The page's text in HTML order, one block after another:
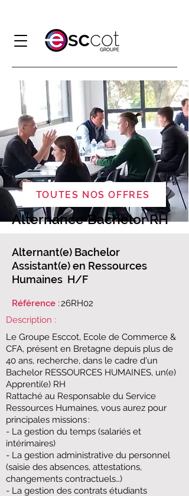
TOUTES NOS OFFRES
Alternance Bachelor RH
​​Alternant(e) Bachelor
Assistant(e) en Ressources
Humaines ​ H/F
Référence :26RH02
Description :
Le Groupe Esccot, Ecole de Commerce &
CFA, présent en Bretagne depuis plus de
40 ans, recherche, dans le cadre d'un ​
Bachelor RESSOURCES HUMAINES​, un(e)
Apprenti(e) RH
Rattaché au Responsable du Service
Ressources Humaines, vous aurez pour
principales missions :
- La gestion du temps (salariés et
intérimaires)
- La gestion administrative du personnel
(saisie des absences, attestations,
changements contractuels…)
- La gestion des contrats étudiants